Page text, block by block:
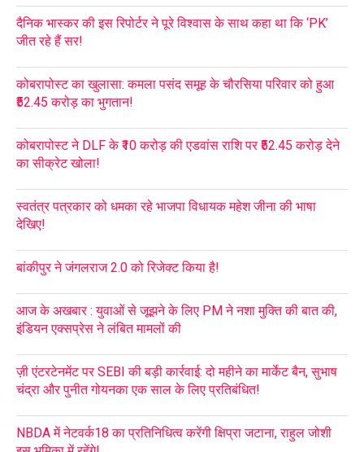
दैनिक भास्कर की इस रिपोर्टर ने पूरे विश्वास के साथ कहा था कि ‘PK’
जीत रहे हैं सर!
कोबरापोस्ट का खुलासा: कमला पसंद समूह के चौरसिया परिवार को हुआ
₹52.45 करोड़ का भुगतान!
कोबरापोस्ट ने DLF के ₹10 करोड़ की एडवांस राशि पर ₹52.45 करोड़ देने
का सीक्रेट खोला!
स्वतंत्र पत्रकार को धमका रहे भाजपा विधायक महेश जीना की भाषा
देखिए!
बांकीपुर ने जंगलराज 2.0 को रिजेक्ट किया है!
आज के अखबार : युवाओं से जूझने के लिए PM ने नशा मुक्ति की बात की,
इंडियन एक्सप्रेस ने लंबित मामलों की
ज़ी एंटरटेनमेंट पर SEBI की बड़ी कार्रवाई: दो महीने का मार्केट बैन, सुभाष
चंद्रा और पुनीत गोयनका एक साल के लिए प्रतिबंधित!
NBDA में नेटवर्क18 का प्रतिनिधित्व करेंगी क्षिप्रा जटाना, राहुल जोशी